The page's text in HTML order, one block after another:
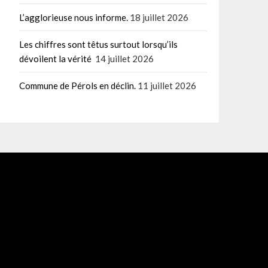
L’agglorieuse nous informe. 18 juillet 2026
Les chiffres sont têtus surtout lorsqu’ils
dévoilent la vérité 14 juillet 2026
Commune de Pérols en déclin. 11 juillet 2026